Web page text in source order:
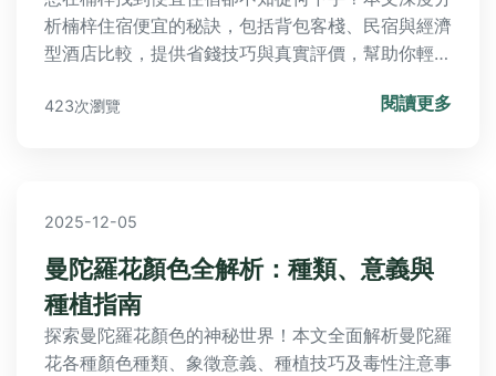
析楠梓住宿便宜的秘訣，包括背包客棧、民宿與經濟
型酒店比較，提供省錢技巧與真實評價，幫助你輕鬆
423次瀏覽 閱讀更多
2025-12-05
曼陀羅花顏色全解析：種類、意義與
種植指南
探索曼陀羅花顏色的神秘世界！本文全面解析曼陀羅
花各種顏色種類、象徵意義、種植技巧及毒性注意事